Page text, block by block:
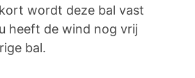
wordt deze bal vast
heeft de wind nog vrij
bal.